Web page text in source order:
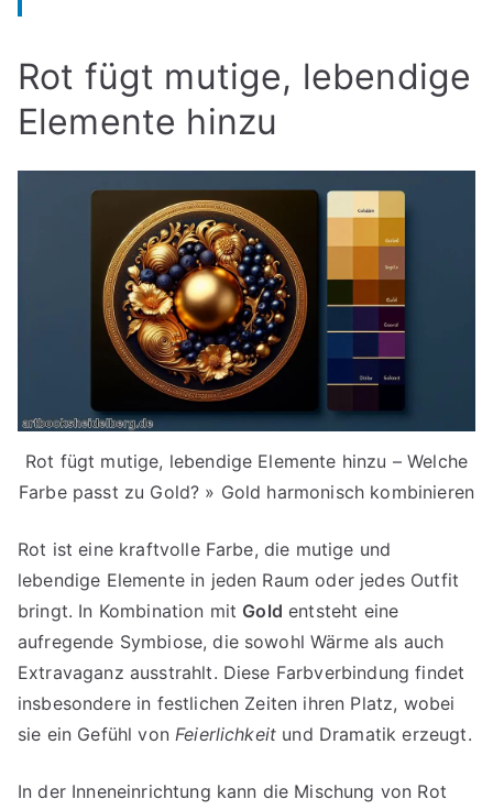
Rot fügt mutige, lebendige
Elemente hinzu
Rot fügt mutige, lebendige Elemente hinzu – Welche
Farbe passt zu Gold? » Gold harmonisch kombinieren
Rot ist eine kraftvolle Farbe, die mutige und
lebendige Elemente in jeden Raum oder jedes Outfit
bringt. In Kombination mit Gold entsteht eine
aufregende Symbiose, die sowohl Wärme als auch
Extravaganz ausstrahlt. Diese Farbverbindung findet
insbesondere in festlichen Zeiten ihren Platz, wobei
sie ein Gefühl vonFeierlichkeit und Dramatik erzeugt.
In der Inneneinrichtung kann die Mischung von Rot